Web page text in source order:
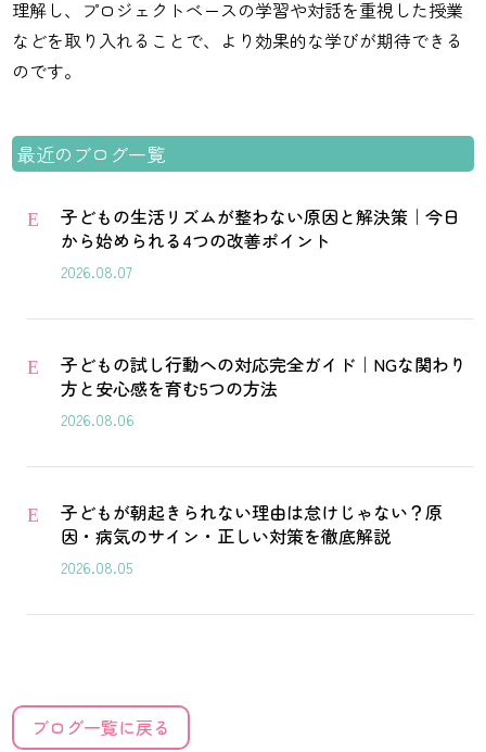
理解し、プロジェクトベースの学習や対話を重視した授業
などを取り入れることで、より効果的な学びが期待できる
のです。
最近のブログ一覧
E
子どもの生活リズムが整わない原因と解決策｜今日
から始められる4つの改善ポイント
2026.08.07
E
子どもの試し行動への対応完全ガイド｜NGな関わり
方と安心感を育む5つの方法
2026.08.06
E
子どもが朝起きられない理由は怠けじゃない？原
因・病気のサイン・正しい対策を徹底解説
2026.08.05
ブログ一覧に戻る